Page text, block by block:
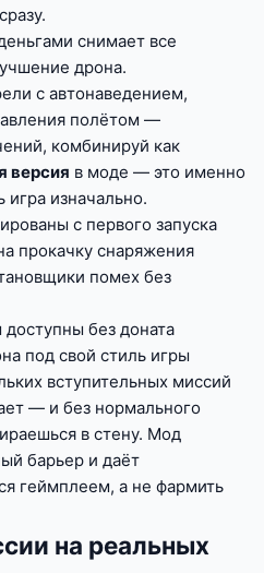
снимает все
дрона.
с автонаведением,
полётом —
комбинируй как
версия в моде — это именно
изначально.
с первого запуска
прокачку снаряжения
помех без
без доната
под свой стиль игры
вступительных миссий
— и без нормального
в стену. Мод
барьер и даёт
геймплеем, а не фармить
на реальных